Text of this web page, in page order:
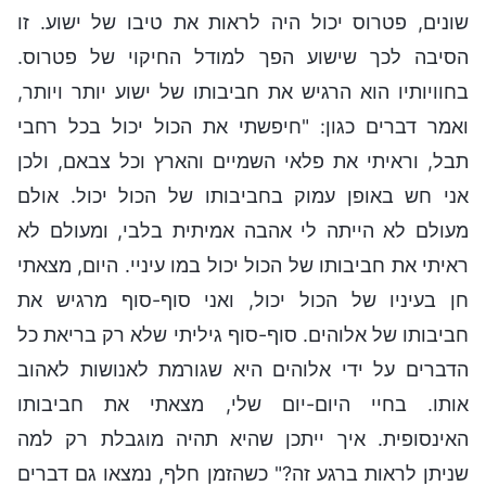
שונים, פטרוס יכול היה לראות את טיבו של ישוע. זו
הסיבה לכך שישוע הפך למודל החיקוי של פטרוס.
בחוויותיו הוא הרגיש את חביבותו של ישוע יותר ויותר,
ואמר דברים כגון: "חיפשתי את הכול יכול בכל רחבי
תבל, וראיתי את פלאי השמיים והארץ וכל צבאם, ולכן
אני חש באופן עמוק בחביבותו של הכול יכול. אולם
מעולם לא הייתה לי אהבה אמיתית בלבי, ומעולם לא
ראיתי את חביבותו של הכול יכול במו עיניי. היום, מצאתי
חן בעיניו של הכול יכול, ואני סוף-סוף מרגיש את
חביבותו של אלוהים. סוף-סוף גיליתי שלא רק בריאת כל
הדברים על ידי אלוהים היא שגורמת לאנושות לאהוב
אותו. בחיי היום-יום שלי, מצאתי את חביבותו
האינסופית. איך ייתכן שהיא תהיה מוגבלת רק למה
שניתן לראות ברגע זה?" כשהזמן חלף, נמצאו גם דברים